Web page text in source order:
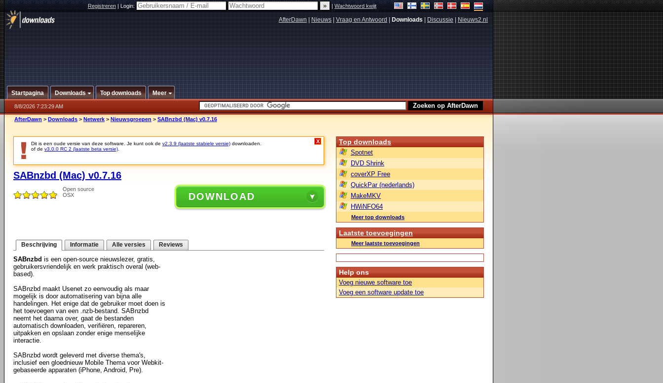
Registreren|Login: |Wachtwoord kwijt
AfterDawn Nieuws Vraag en Antwoord Downloads Discussie Nieuws2.nl
Startpagina Downloads Top downloads Meer
8/8/2026 7:23:29 AM
AfterDawn > Downloads > Netwerk > Nieuwsgroepen > SABnzbd (Mac) v0.7.16
Dit is een oude versie van deze software. Je kunt ook de v2.3.9 (laatste stabiele versie) downloaden.
of de v3.0.0 RC 2 (laatste beta versie)
X
SABnzbd (Mac) v0.7.16
Open source
OSX
DOWNLOAD
Beschrijving Informatie Alle versies Reviews
SABnzbd is een open-source nieuwslezer, gratis,
gebruikersvriendelijk en werk praktisch overal (web-
based).
SABnzbd maakt Usenet zo eenvoudig als maar
mogelijk is door automatisering van bijna alle
handelingen. Het enige dat de gebruiker moet doen is
het toevoegen van een .nzb-bestand. SABnzbd
neemt het daarna over, gaat de bestanden
automatisch downloaden, verifiëren, repareren,
uitpakken en opslaan zonder enige menselijke
interactie.
SABnzbd wordt geleverd met diverse thema's,
inclusief een gloednieuw Mobile Thema voor Webkit-
gebaseerde apparaten (iPhone, Android, Pre).
Top downloads
Spotnet
DVD Shrink
coverXP Free
QuickPar (nederlands)
MakeMKV
HWiNFO64
Meer top downloads
Laatste toevoegingen
Meer laatste toevoegingen
Help ons
Voeg nieuwe software toe
Voeg een software update toe